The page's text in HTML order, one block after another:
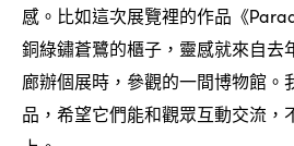
感。比如這次展覽裡的作品《
銅綠鏽蒼鷺的櫃子 ， 靈感就來自去
廊辦個展時 ， 參觀的一間博物館。
品 ， 希望它們能和觀眾互動交流 ，